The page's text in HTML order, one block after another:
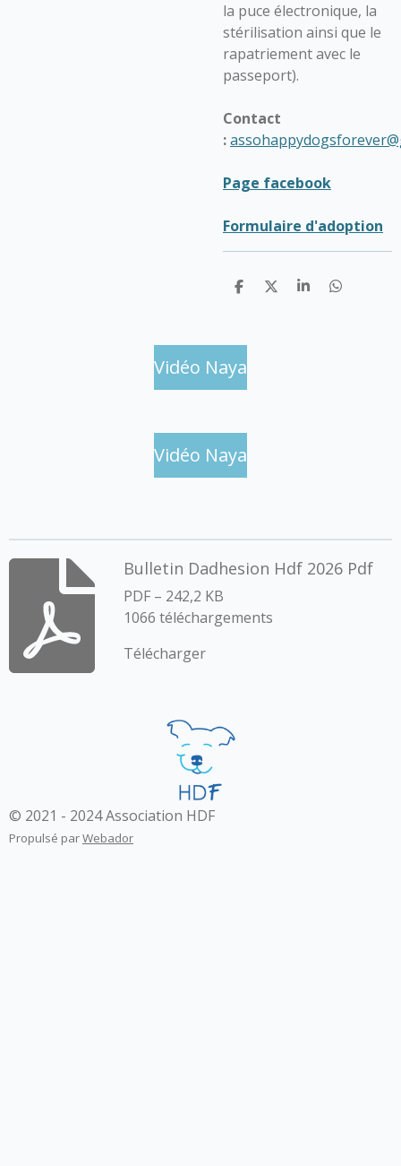
la puce électronique, la
stérilisation ainsi que le
rapatriement avec le
passeport).
Contact
:
Page facebook
Formulaire d'adoption
P
a
g
e
r
P
P
P
Vidéo Naya
Vidéo Naya
Bulletin Dadhesion Hdf 2026 Pdf
PDF – 242,2 KB
1066 téléchargements
Télécharger
© 2021 - 2024 Association HDF
Propulsé parWebador